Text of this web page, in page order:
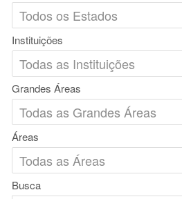
Instituições
Grandes Áreas
Áreas
Busca